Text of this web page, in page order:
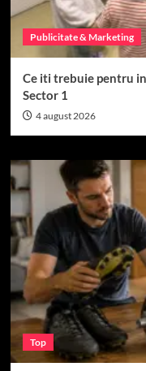
Publicitate & Marketing
Ce iti trebuie pentru
Sector 1
4 august 2026
Top